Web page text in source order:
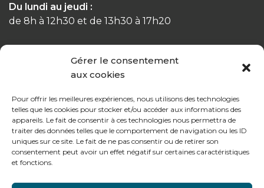
Gérer le consentement
aux cookies
Pour offrir les meilleures expériences, nous utilisons des technologies
telles que les cookies pour stocker et/ou accéder aux informations des
appareils. Le fait de consentir à ces technologies nous permettra de
traiter des données telles que le comportement de navigation ou les ID
uniques sur ce site. Le fait de ne pas consentir ou de retirer son
consentement peut avoir un effet négatif sur certaines caractéristiques
et fonctions.
Du lundi au jeudi :
de 8h à 12h30 et de 13h30 à 17h20
de 8h à 12h30 et de 13h30 à 16h
Notre gamme pour les particuliers